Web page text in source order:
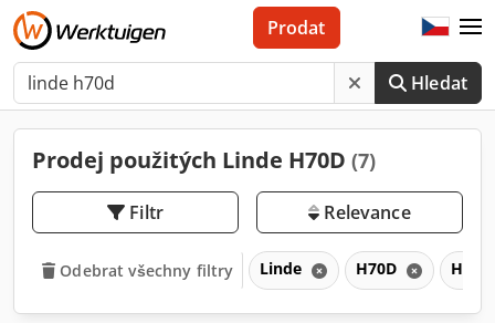
Hledat
Prodat
Prodej použitých Linde H70D (7)
Filtr Relevance
Odebrat všechny filtry Linde H70D H